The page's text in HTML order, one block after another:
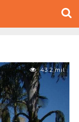
43.2 mil